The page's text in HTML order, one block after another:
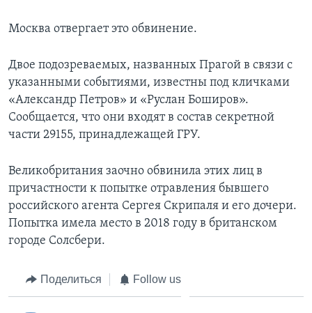
Москва отвергает это обвинение.
Двое подозреваемых, названных Прагой в связи с
указанными событиями, известны под кличками
«Александр Петров» и «Руслан Боширов».
Сообщается, что они входят в состав секретной
части 29155, принадлежащей ГРУ.
Великобритания заочно обвинила этих лиц в
причастности к попытке отравления бывшего
российского агента Сергея Скрипаля и его дочери.
Попытка имела место в 2018 году в британском
городе Солсбери.
Поделиться Follow us